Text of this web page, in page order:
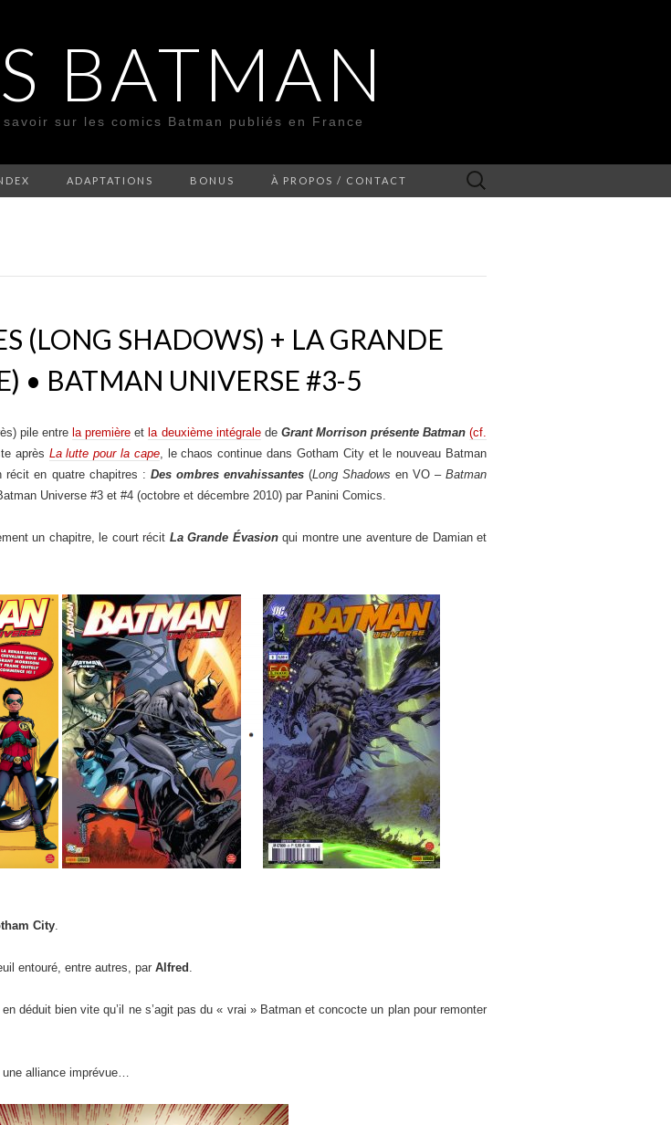
BATMAN
sur les comics Batman publiés en France
ADAPTATIONS BONUS À PROPOS / CONTACT Rechercher :
(LONG SHADOWS) + LA GRANDE
• BATMAN UNIVERSE #3-5
pile entre la première et la deuxième intégralede Grant Morrison présente Batman (cf.
après La lutte pour la cape, le chaos continue dans Gotham City et le nouveau Batman
récit en quatre chapitres : Des ombres envahissantes(Long Shadows en VO –Batman
Universe #3 et #4 (octobre et décembre 2010) par Panini Comics.
un chapitre, le court récit La Grande Évasionqui montre une aventure de Damian et
City.
entouré, entre autres, par Alfred .
déduit bien vite qu’il ne s’agit pas du « vrai » Batman et concocte un plan pour remonter
alliance imprévue…